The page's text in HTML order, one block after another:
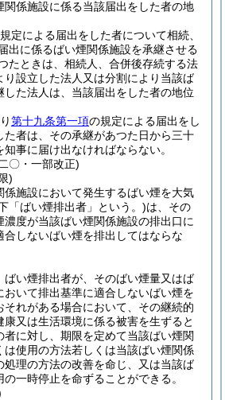
関係施設に係る当該届出をした者の地
定による届出をした者について相続、
出に係るばい煙関係施設を承継させる
たときは、相続人、合併後存続する法
り設立した法人又は分割により当該ば
した法人は、当該届出をした者の地位
第十九条第一項の規定による届出をし
た者は、その承継があつた日から三十
事に届け出なければならない。
〇・一部改正)
)
係施設において発生するばい煙を大気
「ばい煙排出者」という。)は、その
濃度が当該ばい煙関係施設の排出口に
合しないばい煙を排出してはならな
ばい煙排出者が、そのばい煙量又はば
おいて排出基準に適合しないばい煙を
それがある場合において、その継続的
康又は生活環境に係る被害を生ずると
者に対し、期限を定めて当該ばい煙関
は使用の方法若しくは当該ばい煙関係
処理の方法の改善を命じ、又は当該ば
一時停止を命ずることができる。